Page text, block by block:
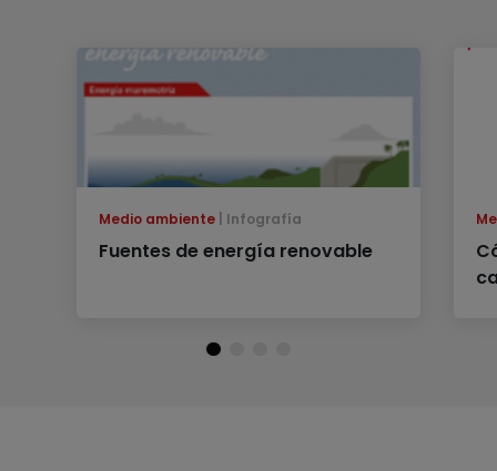
Medio ambiente Infografía
Fuentes de energía renovable